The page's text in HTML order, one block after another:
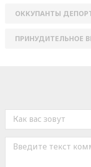
ОККУПАНТЫ
ПРИНУДИТЕЛЬНОЕ